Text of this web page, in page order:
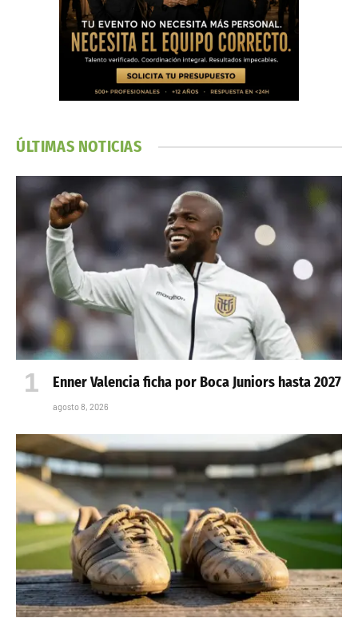
ÚLTIMAS NOTICIAS
Enner Valencia ficha por Boca Juniors hasta 2027
agosto 8, 2026